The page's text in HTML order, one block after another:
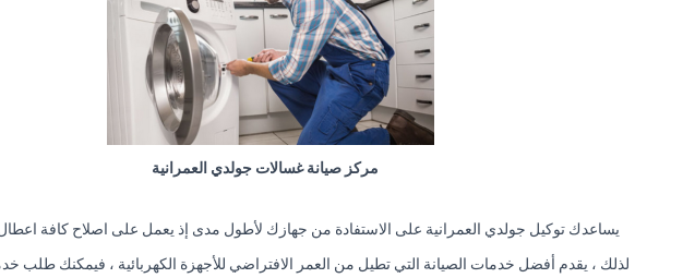
مركز صيانة غسالات جولدي العمرانية
يساعدك توكيل جولدي العمرانية على الاستفادة من جهازك لأطول مدى إذ يعمل على اصلاح كافة
لذلك ، يقدم أفضل خدمات الصيانة التي تطيل من العمر الافتراضي للأجهزة الكهربائية ، فيمكنك طلب